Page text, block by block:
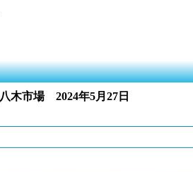
八木市場
2024年5月27日